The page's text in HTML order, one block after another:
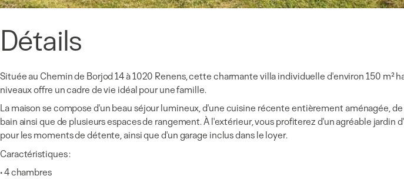
Détails
Située au Chemin de Borjod 14 à 1020 Renens, cette charmante villa individuelle d'environ 150 m²
niveaux offre un cadre de vie idéal pour une famille.
La maison se compose d'un beau séjour lumineux, d'une cuisine récente entièrement aménagée, de
bain ainsi que de plusieurs espaces de rangement. À l'extérieur, vous profiterez d'un agréable jardin
pour les moments de détente, ainsi que d'un garage inclus dans le loyer.
Caractéristiques :
• 4 chambres